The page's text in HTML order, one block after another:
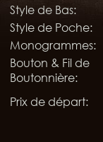
Style de Bas:
Style de Poche:
Monogrammes:
Bouton & Fil de
Boutonnière:
Prix de départ: